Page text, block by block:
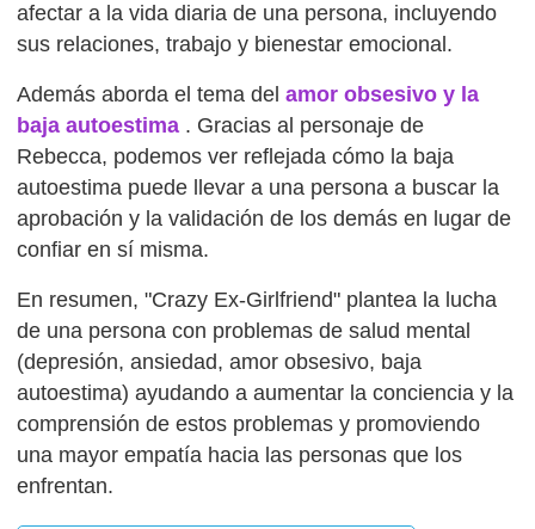
afectar a la vida diaria de una persona, incluyendo
sus relaciones, trabajo y bienestar emocional.
Además aborda el tema delamor obsesivo y la
baja autoestima . Gracias al personaje de
Rebecca, podemos ver reflejada cómo la baja
autoestima puede llevar a una persona a buscar la
aprobación y la validación de los demás en lugar de
confiar en sí misma.
En resumen, "Crazy Ex-Girlfriend" plantea la lucha
de una persona con problemas de salud mental
(depresión, ansiedad, amor obsesivo, baja
autoestima) ayudando a aumentar la conciencia y la
comprensión de estos problemas y promoviendo
una mayor empatía hacia las personas que los
enfrentan.